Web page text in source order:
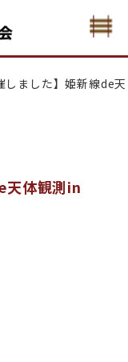
化・同盟会
しました】姫新線de天
天体観測in